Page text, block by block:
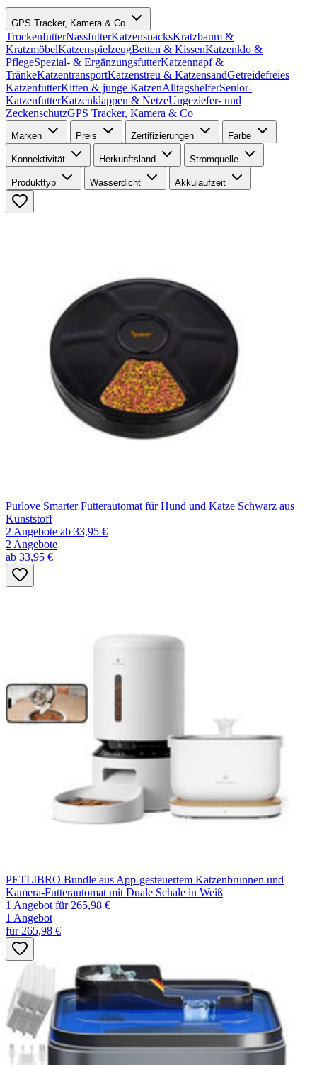
GPS Tracker, Kamera & Co
TrockenfutterNassfutterKatzensnacksKratzbaum &
KratzmöbelKatzenspielzeugBetten & KissenKatzenklo &
PflegeSpezial- & ErgänzungsfutterKatzennapf &
TränkeKatzentransportKatzenstreu & KatzensandGetreidefreies
KatzenfutterKitten & junge KatzenAlltagshelferSenior-
KatzenfutterKatzenklappen & NetzeUngeziefer- und
ZeckenschutzGPS Tracker, Kamera & Co
Marken Preis Zertifizierungen Farbe
Konnektivität Herkunftsland Stromquelle
Produkttyp Wasserdicht Akkulaufzeit
Purlove Smarter Futterautomat für Hund und Katze Schwarz aus
Kunststoff
2 Angebote ab 33,95 €
2 Angebote
ab 33,95 €
PETLIBRO Bundle aus App-gesteuertem Katzenbrunnen und
Kamera-Futterautomat mit Duale Schale in Weiß
1 Angebot für 265,98 €
1 Angebot
für 265,98 €